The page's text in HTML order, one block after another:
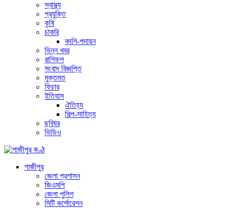
স্বাস্থ্য
প্রযুক্তি
কৃষি
চাকরি
বদলি-পদায়ন
ভিন্ন খবর
রাশিফল
সংবাদ বিজ্ঞপ্তি
মুক্তমত
ফিচার
ইতিহাস
ঐতিহ্য
শিল্প-সাহিত্য
ছবিঘর
ভিডিও
গাজীপুর
জেলা প্রশাসন
জিএমপি
জেলা পুলিশ
সিটি কর্পোরেশন